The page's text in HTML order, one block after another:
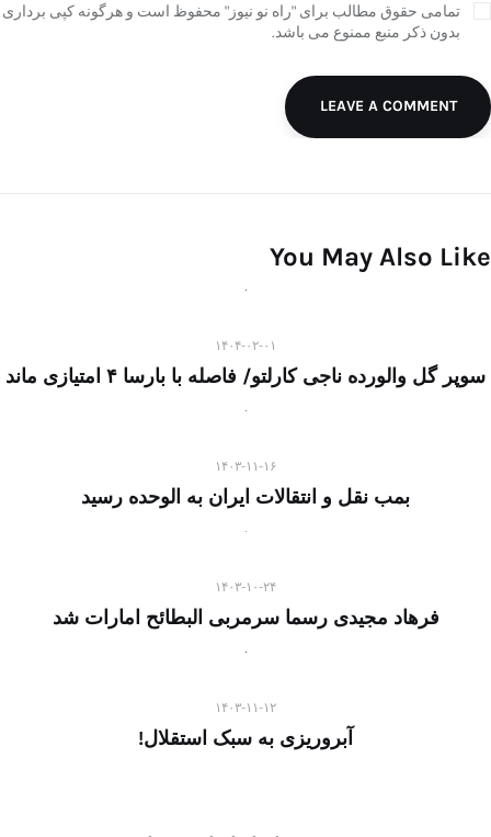
تمامی حقوق مطالب برای "راه نو نیوز" محفوظ است و هرگونه کپی برداری
بدون ذکر منبع ممنوع می باشد.
LEAVE A COMMENT
You May Also Like
۱۴۰۴-۰۲-۰۱
سوپر گل والورده ناجی کارلتو/ فاصله با بارسا ۴ امتیازی ماند
۱۴۰۳-۱۱-۱۶
بمب نقل و انتقالات ایران به الوحده رسید
۱۴۰۳-۱۰-۲۴
فرهاد مجیدی رسما سرمربی البطائح امارات شد
۱۴۰۳-۱۱-۱۲
آبروریزی به سبک استقلال!